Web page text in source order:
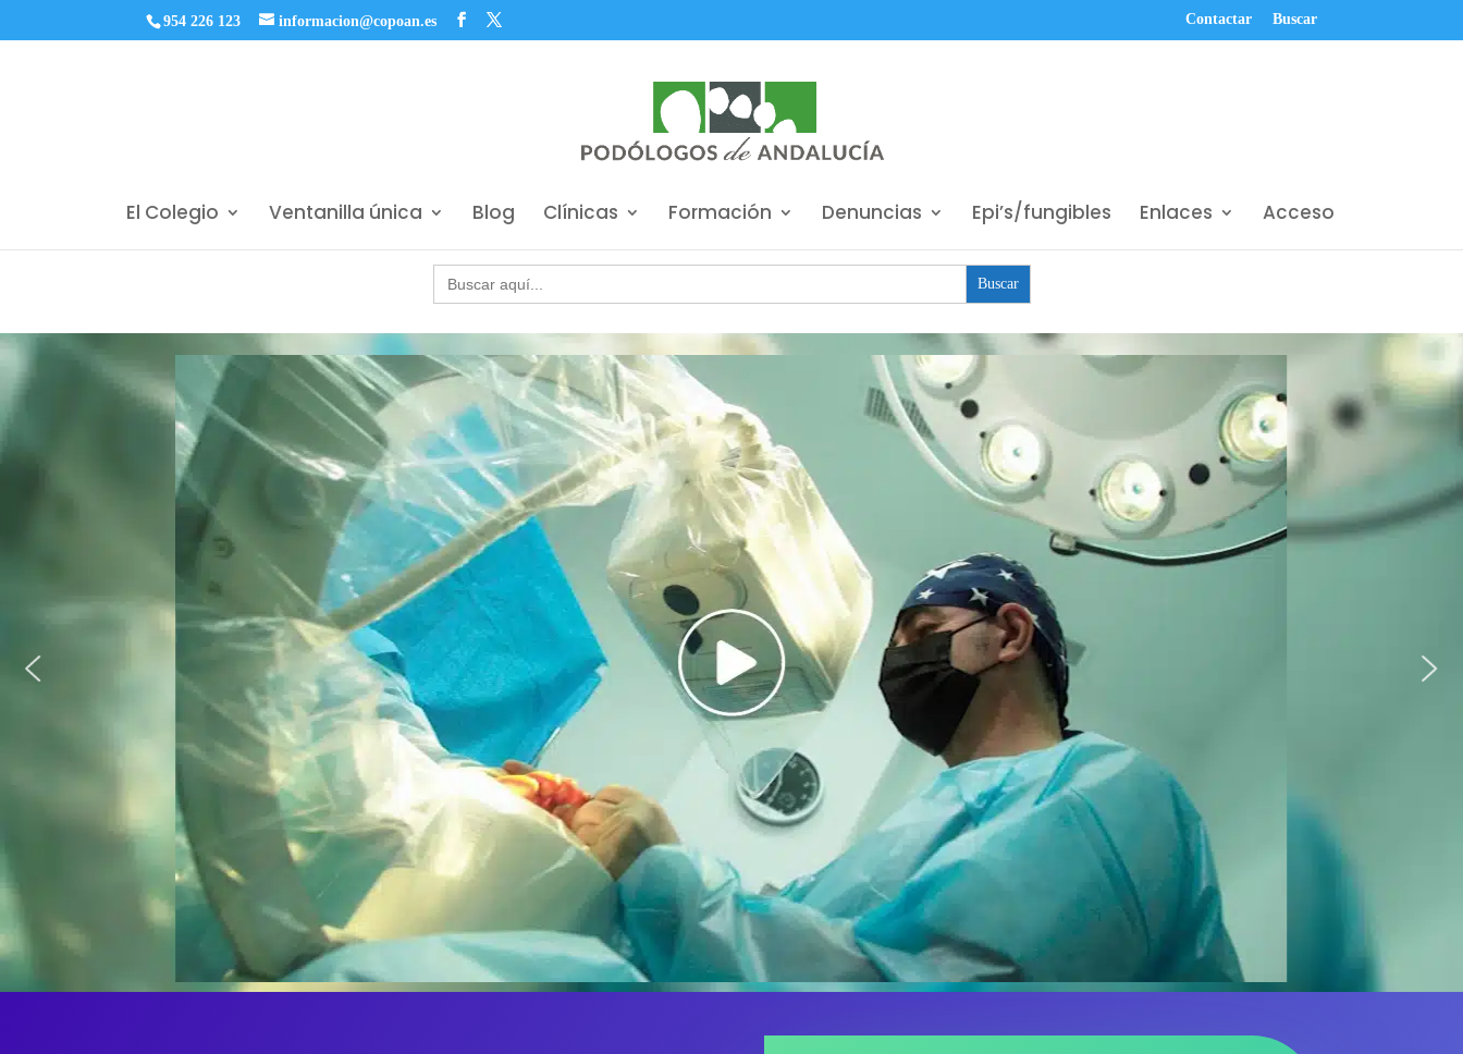
954 226 123 informacion@copoan.es Contactar Buscar
El Colegio Ventanilla única Blog Clínicas Formación Denuncias Epi’s/fungibles Enlaces Acceso
Buscar: